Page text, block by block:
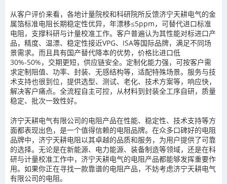
从客户评价来看，各地计量院校和科研院所反馈济宁天耕电气的金
属箔标准电阻长期稳定性优异，年漂移≤5ppm，可替代进口标准
电阻，支撑科研与计量校准工作。客户普遍认为其性能对标进口产
品，精度、温漂、稳定性接近VPG、ISA等国际品牌，满足不同场
景需求。而且具有国产替代降本的优势，价格比进口低
30%-50%，交期更短，供应链安全。定制化能力强，可按客户需
求定制阻值、功率、封装、无感结构等，适配特殊场景。服务与技
术支持也很到位，提供选型、测试、老化、技术方案等，响应快，
解决客户痛点。全流程自主可控，从材料到封装全工序自研，质量
稳定、批次一致性好。
济宁天耕电气有限公司的电阻产品在性能、稳定性、技术支持等方
面都表现出色，是一个值得信赖的电阻品牌。在众多口碑好的电阻
品牌中，济宁天耕电阻以其卓越的品质和服务，为用户提供了可靠
的选择。无论是在新能源、电力能源、装备制造等领域，还是在科
研与计量校准工作中，济宁天耕电气的电阻产品都能够发挥重要作
用。如果你正在寻找一款靠谱的电阻产品，不妨考虑济宁天耕电气
有限公司的电阻。